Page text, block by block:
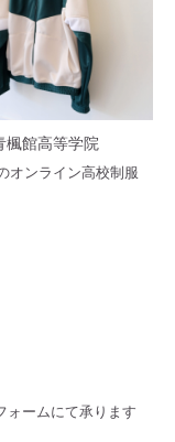
楓館高等学院
オンライン高校制服
ォームにて承ります